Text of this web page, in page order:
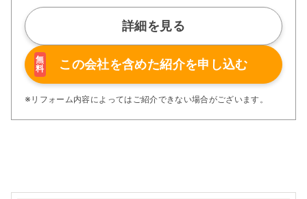
ム」、経験豊かなセールスエンジニアによる「一貫担当
制」などが高い信頼を得ています。
また、大規模リフォームに習熟した施工管理者が現場を統
括する「専属棟梁制」、豊富な実績に裏付けられた充実の
施工マニュアルや検査体制により高い施工品質を実現。
さらに、住友不動産のリフォームならではの充実の保証、
アフターサービス体制で工事後も安心です。
ぜひ、あなたの大切なお住まいの再生を私たちにお任せく
詳細を見る
無
料
この会社を含めた紹介を申し込む
※リフォーム内容によってはご紹介できない場合がございます。